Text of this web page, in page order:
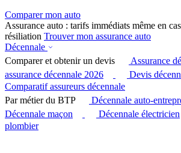
Comparer mon auto
Assurance auto : tarifs immédiats même en
résiliation Trouver mon assurance auto
Décennale
Comparer et obtenir un devis
Assurance
assurance décennale 2026
Devis
Comparatif assureurs décennale
Par métier du BTP
Décennale auto-
Décennale maçon
Décennale électricien
plombier